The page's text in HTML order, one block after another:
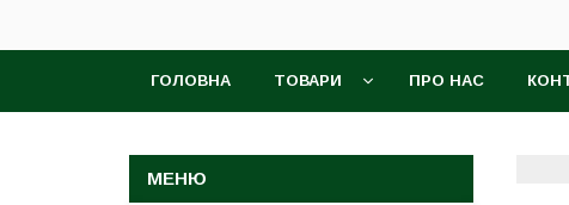
ГОЛОВНА ТОВАРИ ПРО НАС